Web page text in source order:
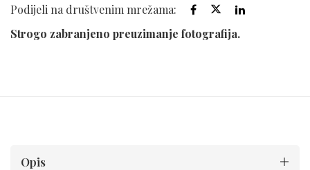
Podijeli na društvenim mrežama:
Strogo zabranjeno preuzimanje fotografija.
Opis